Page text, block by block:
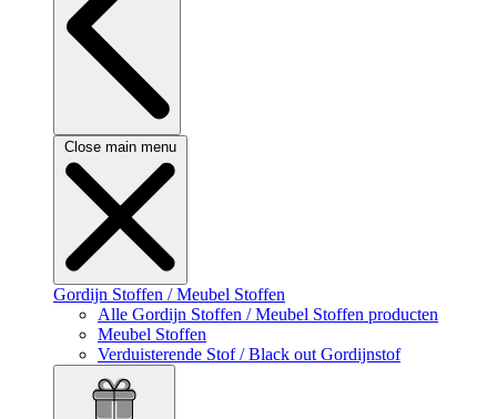
Close main menu
Gordijn Stoffen / Meubel Stoffen
Alle Gordijn Stoffen / Meubel Stoffen producten
Meubel Stoffen
Verduisterende Stof / Black out Gordijnstof